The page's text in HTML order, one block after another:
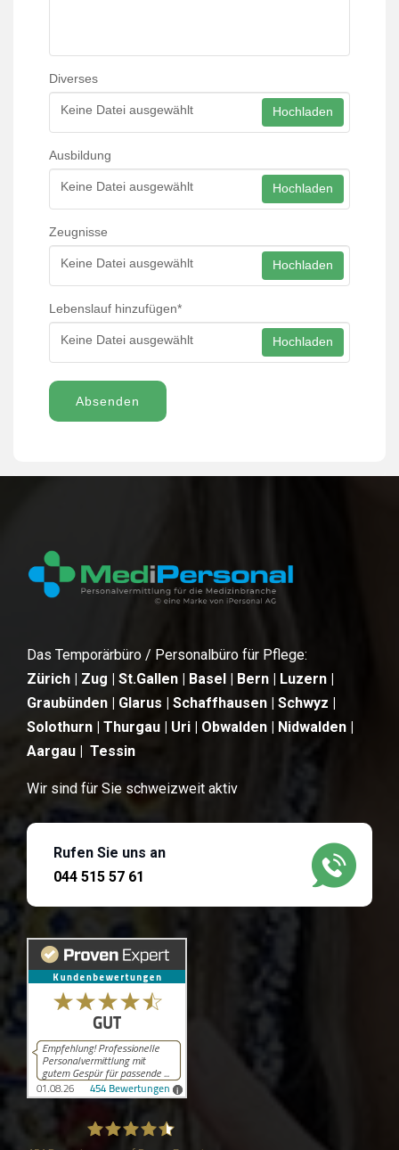
Diverses
Keine Datei ausgewählt Hochladen
Ausbildung
Keine Datei ausgewählt Hochladen
Zeugnisse
Keine Datei ausgewählt Hochladen
Lebenslauf hinzufügen*
Keine Datei ausgewählt Hochladen
Absenden
Das Temporärbüro / Personalbüro für Pflege:
Zürich | Zug | St.Gallen | Basel | Bern | Luzern |
Graubünden | Glarus | Schaffhausen | Schwyz |
Solothurn | Thurgau | Uri | Obwalden | Nidwalden |
Aargau | Tessin
Wir sind für Sie schweizweit aktiv
Rufen Sie uns an
044 515 57 61